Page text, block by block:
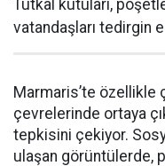
Tutkal kutuları,
vatandaşları tedirgin
Marmaris’te özellikle
çevrelerinde ortaya
tepkisini çekiyor.
ulaşan görüntülerde,